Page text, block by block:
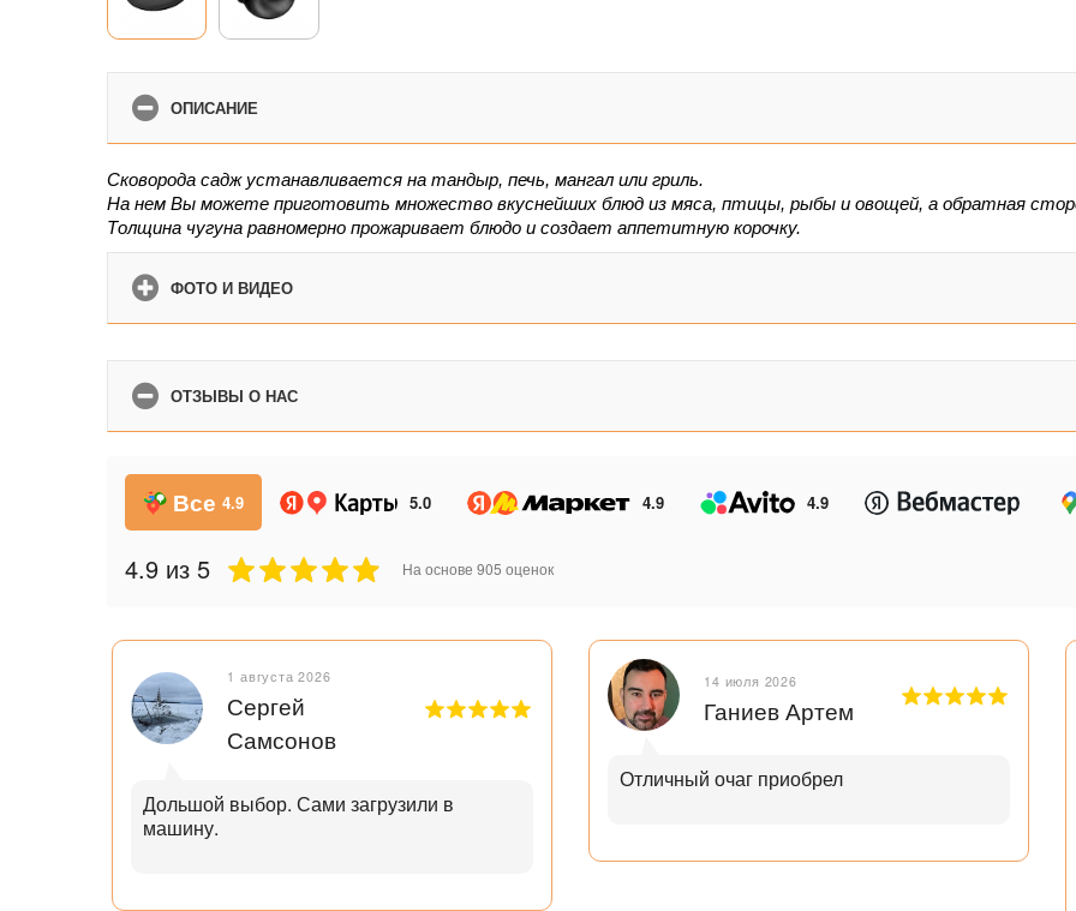
ОПИСАНИЕ
Сковорода садж устанавливается на тандыр, печь, мангал или гриль.
На нем Вы можете приготовить множество вкуснейших блюд из мяса, птицы, рыбы и овощей, а обратная
Толщина чугуна равномерно прожаривает блюдо и создает аппетитную корочку.
ФОТО И ВИДЕО
ОТЗЫВЫ О НАС
Все 4.9 5.0 4.9 4.9
4.9из 5 На основе 905 оценок
1 августа 2026
Сергей
Самсонов
Дольшой выбор. Сами загрузили в
машину.
14 июля 2026
Ганиев Артем
Отличный очаг приобрел